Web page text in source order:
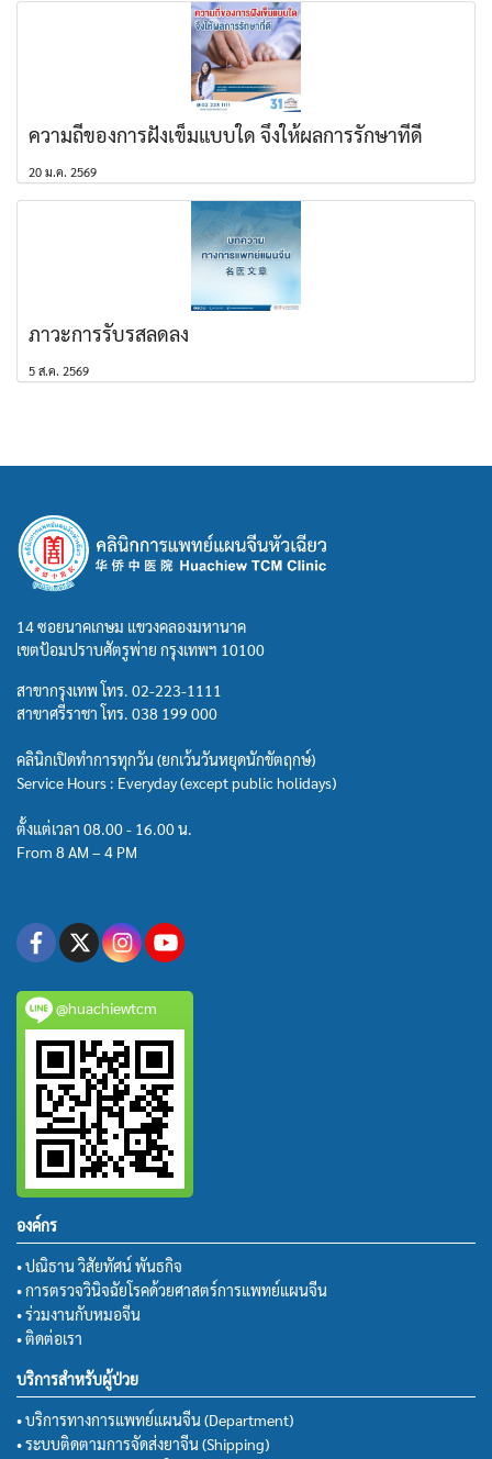
ความถี่ของการฝังเข็มแบบใด จึงให้ผลการรักษาที่ดี
20 ม.ค. 2569
ภาวะการรับรสลดลง
5 ส.ค. 2569
14 ซอยนาคเกษม แขวงคลองมหานาค
เขตป้อมปราบศัตรูพ่าย กรุงเทพฯ 10100
สาขากรุงเทพ โทร. 02-223-1111
สาขาศรีราชา โทร. 038 199 000
คลินิกเปิดทำการทุกวัน (ยกเว้นวันหยุดนักขัตฤกษ์)
Service Hours : Everyday (except public holidays)
ตั้งแต่เวลา 08.00 - 16.00 น.
From 8 AM – 4 PM
@huachiewtcm
องค์กร
• ปณิธาน วิสัยทัศน์ พันธกิจ
• การตรวจวินิจฉัยโรคด้วยศาสตร์การแพทย์แผนจีน
• ร่วมงานกับหมอจีน
• ติดต่อเรา
บริการสำหรับผู้ป่วย
• บริการทางการแพทย์แผนจีน (Department)
• ระบบติดตามการจัดส่งยาจีน (Shipping)